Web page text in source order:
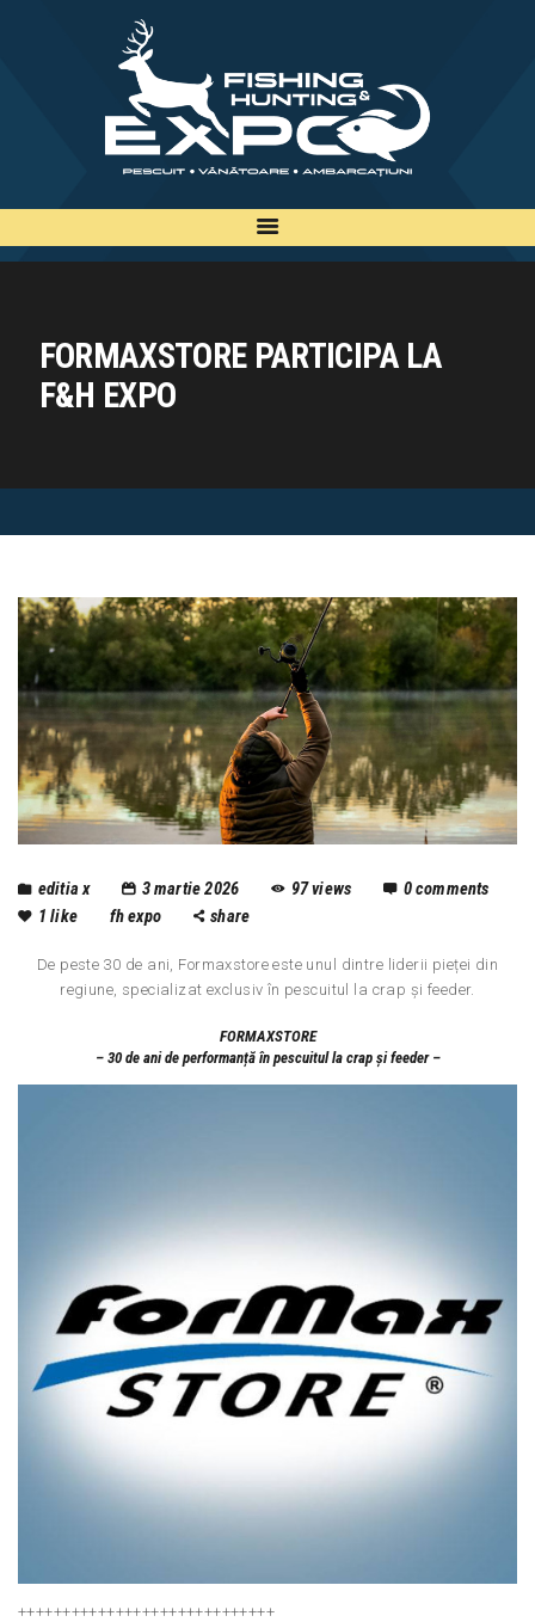
FORMAXSTORE PARTICIPA LA
F&H EXPO
INFO
INSCRIERE
TARIFE
EDITII
CONTACT
EN
editia x 3 martie 2026 97views 0comments
1 like fh expo share
De peste 30 de ani, Formaxstore este unul dintre liderii pieței din
regiune, specializat exclusiv în pescuitul la crap și feeder.
FORMAXSTORE
– 30 de ani de performanță în pescuitul la crap și feeder –
+++++++++++++++++++++++++++++